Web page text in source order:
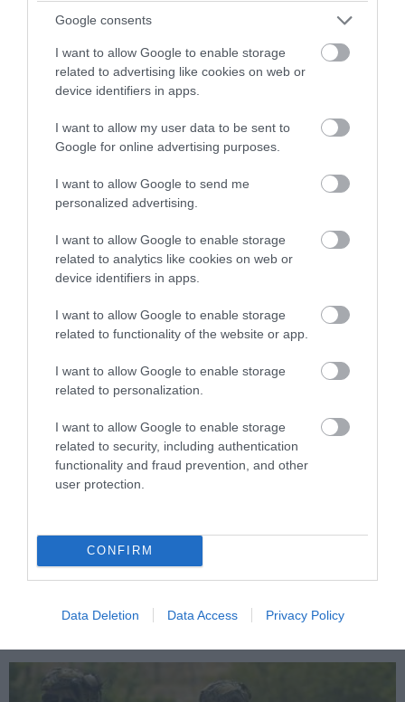
Google consents
I want to allow Google to enable storage
related to advertising like cookies on web or
device identifiers in apps.
I want to allow my user data to be sent to
Google for online advertising purposes.
I want to allow Google to send me
personalized advertising.
I want to allow Google to enable storage
related to analytics like cookies on web or
device identifiers in apps.
I want to allow Google to enable storage
related to functionality of the website or app.
I want to allow Google to enable storage
related to personalization.
I want to allow Google to enable storage
related to security, including authentication
functionality and fraud prevention, and other
user protection.
CONFIRM
Data Deletion Data Access Privacy Policy
Νιου Τζέρσεϊ: Μαχητικά F-16 αναχαίτισαν
δύο πολιτικά αεροσκάφη κοντά σε
γκολφ κλαμπ του Ν.Τραμπ!
10.08.2026 | 08:07
PRONEWS.GR /ΕΝΟΠΛΕΣ ΣΥΓΚΡΟΥΣΕΙΣ
κατευθυνόμενες βόμβες το Σούμι: Στις
φλόγες ουκρανικές ενεργειακές